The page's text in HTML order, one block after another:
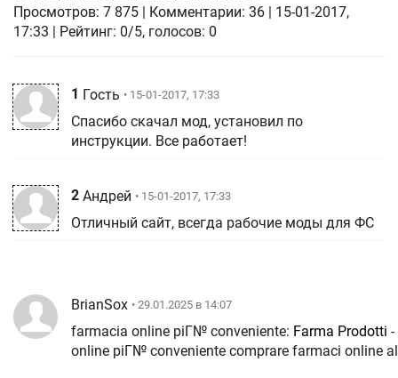
Просмотров: 7 875 Комментарии: 36
15-01-2017,
17:33
| Рейтинг: 0/5, голосов: 0
1 Гость • 15-01-2017, 17:33
Спасибо скачал мод, установил по
инструкции. Все работает!
2 Андрей • 15-01-2017, 17:33
Отличный сайт, всегда рабочие моды для ФС
BrianSox • 29.01.2025 в 14:07
farmacia online piГ№ conveniente: Farma Prodotti
online piГ№ conveniente comprare farmaci